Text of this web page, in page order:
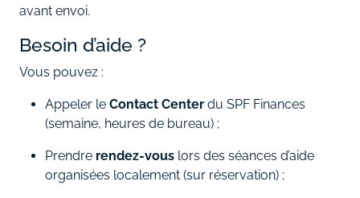
avant envoi.
Besoin d’aide ?
Vous pouvez :
Appeler le Contact Center du SPF Finances
(semaine, heures de bureau) ;
Prendre rendez‑vous lors des séances d’aide
organisées localement (sur réservation) ;